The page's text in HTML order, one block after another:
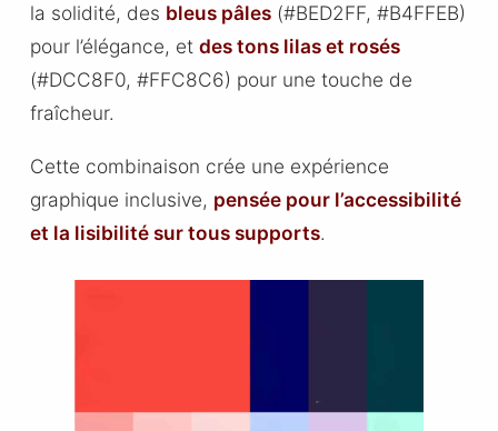
la solidité, des bleus pâles(#BED2FF, #B4FFEB)
pour l’élégance, et des tons lilas et rosés
(#DCC8F0, #FFC8C6) pour une touche de
fraîcheur.
Cette combinaison crée une expérience
graphique inclusive, pensée pour l’accessibilité
et la lisibilité sur tous supports.